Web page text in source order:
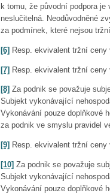
k tomu, že původní podpora
neslučitelná. Neodůvodněné
za podmínek, které nejsou
[6] Resp. ekvivalent tržní
[7]Resp. ekvivalent tržní ceny
[8] Za podnik se považuje
Subjekt vykonávající
Vykonávání pouze doplňkové
za podnik ve smyslu pravidel
[9] Resp. ekvivalent tržní
[10] Za podnik se považuje
Subjekt vykonávající
Vykonávání pouze doplňkové